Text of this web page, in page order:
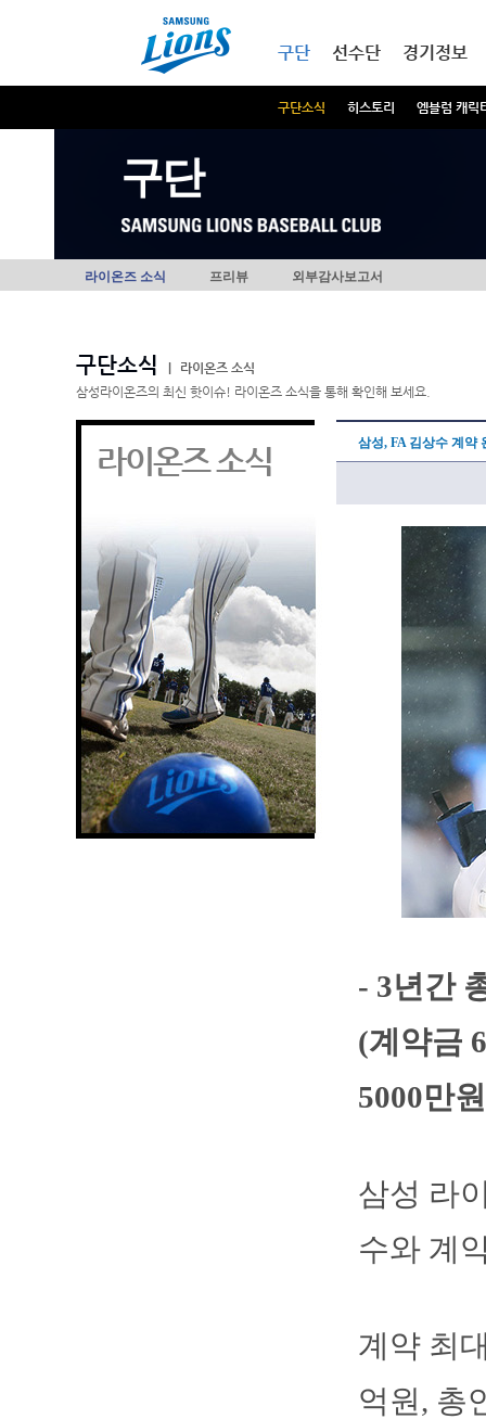
구단
구단소식 히스토리 엠블럼 캐릭
선수단 경기정보
구단
라이온즈 소식 프리뷰 외부감사보고서
구단소식
라이온즈 소식
삼성라이온즈의 최신 핫이슈! 라이온즈 소식을 통해 확인해 보세요.
라이온즈 소식 삼성, FA 김상수 계약
- 3년간
(계약금
5000만
삼성 라
수와 계
계약 최
억원, 총